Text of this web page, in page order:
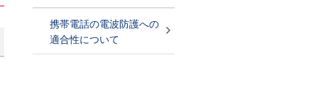
携帯電話の電波防護への
適合性について